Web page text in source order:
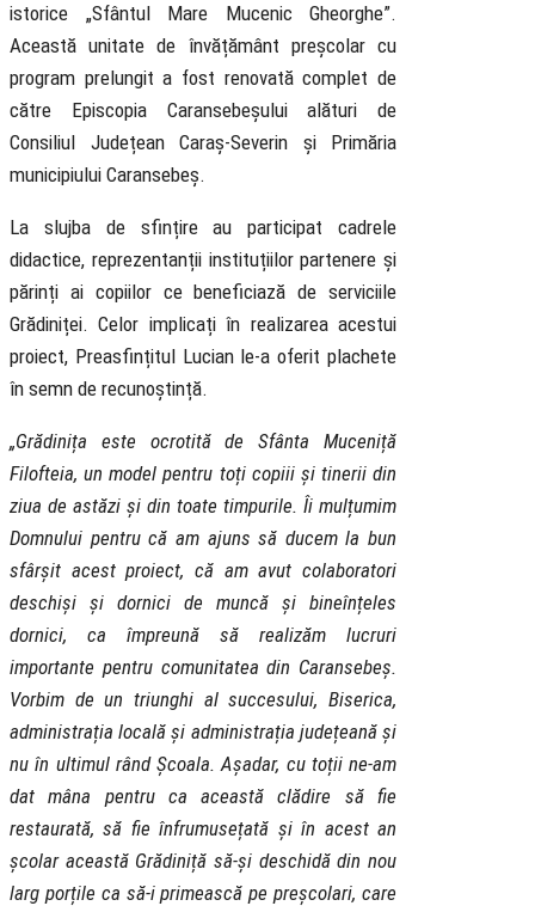
istorice „Sfântul Mare Mucenic Gheorghe”.
Această unitate de învățământ preșcolar cu
program prelungit a fost renovată complet de
către Episcopia Caransebeșului alături de
Consiliul Județean Caraș-Severin și Primăria
municipiului Caransebeș.
La slujba de sfințire au participat cadrele
didactice, reprezentanții instituțiilor partenere și
părinți ai copiilor ce beneficiază de serviciile
Grădiniței. Celor implicați în realizarea acestui
proiect, Preasfințitul Lucian le-a oferit plachete
în semn de recunoștință.
„Grădinița este ocrotită de Sfânta Muceniță
Filofteia, un model pentru toți copiii și tinerii din
ziua de astăzi și din toate timpurile. Îi mulțumim
Domnului pentru că am ajuns să ducem la bun
sfârșit acest proiect, că am avut colaboratori
deschiși și dornici de muncă și bineînțeles
dornici, ca împreună să realizăm lucruri
importante pentru comunitatea din Caransebeș.
Vorbim de un triunghi al succesului, Biserica,
administrația locală și administrația județeană și
nu în ultimul rând Școala. Așadar, cu toții ne-am
dat mâna pentru ca această clădire să fie
restaurată, să fie înfrumusețată și în acest an
școlar această Grădiniță să-și deschidă din nou
larg porțile ca să-i primească pe preșcolari, care